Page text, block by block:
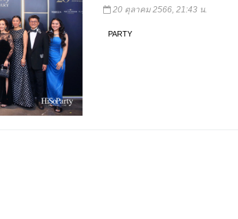
20 ตุลาคม 2566, 21:43 น.
PARTY